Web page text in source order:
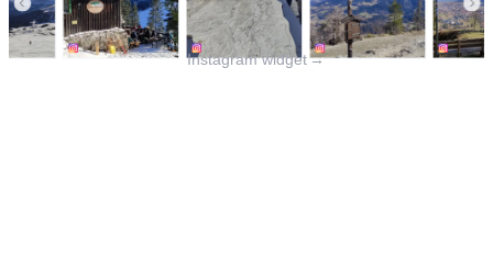
Instagram widget→